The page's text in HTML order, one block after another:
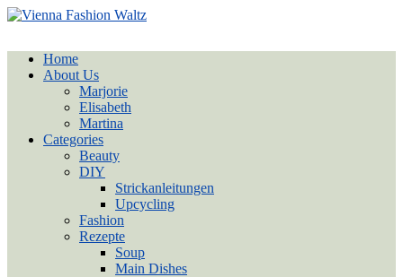
Home
About Us
Marjorie
Elisabeth
Martina
Categories
Beauty
DIY
Strickanleitungen
Upcycling
Fashion
Rezepte
Soup
Main Dishes